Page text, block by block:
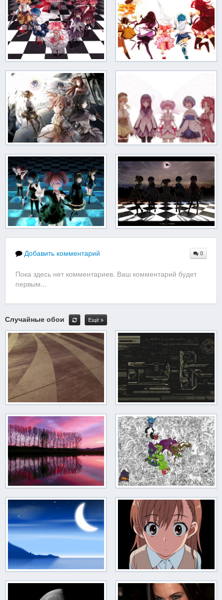
Добавить комментарий 0
Пока здесь нет комментариев. Ваш комментарий будет
первым...
Случайные обои Ещё